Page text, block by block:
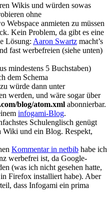
Wikis und würden sowas
ohne
Webspace anmieten zu müssen
Kein Problem, da gibt es eine
Lösung: Aaron Swartz macht’s
fast werbefreien (siehe unten)
mindestens 5 Buchstaben)
dem Schema
würde dann unter
werden, und wäre sogar über
blog/atom.xml abonnierbar.
infogami-Blog.
Schulenglisch genügt
Wiki und ein Blog. Respekt,
Kommentar in netbib habe ich
werbefrei ist, da Google-
(was ich nicht gesehen hatte,
in Firefox installiert habe). Aber
dass Infogami ein prima